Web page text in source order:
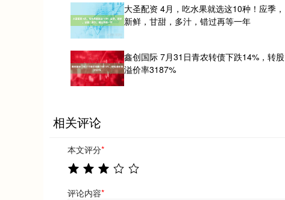
大圣配资 4月，吃水果就选这10种！应季，
新鲜，甘甜，多汁，错过再等一年
鑫创国际 7月31日青农转债下跌14%，转股
溢价率3187%
相关评论
本文评分*
评论内容*